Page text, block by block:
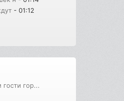
- 01:12
гор...